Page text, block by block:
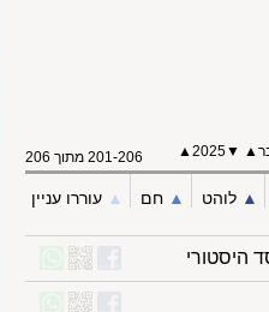
▼
2025▲ 201-206 מתוך 206
לוהט ▲︎ חם ▲︎ עוררו עניין